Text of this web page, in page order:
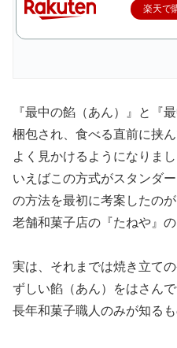
楽天で
『最中の餡（あん）』と『
梱包され、食べる直前に挟
よく見かけるようになりま
いえばこの方式がスタンダ
の方法を最初に考案したの
老舗和菓子店の『たねや』
実は、それまでは焼き立て
ずしい餡（あん）をはさん
長年和菓子職人のみが知るも